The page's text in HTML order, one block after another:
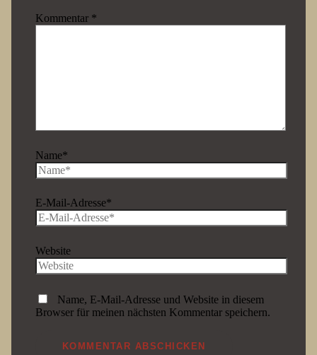
Kommentar *
Name*
E-Mail-Adresse*
Website
Name, E-Mail-Adresse und Website in diesem
Browser für meinen nächsten Kommentar speichern.